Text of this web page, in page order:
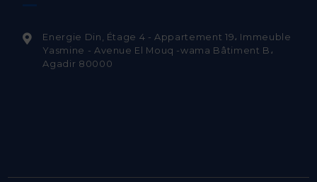
Energie Din, Étage 4 - Appartement 19، Immeuble
Yasmine - Avenue El Mouq -wama Bâtiment B،
Agadir 80000